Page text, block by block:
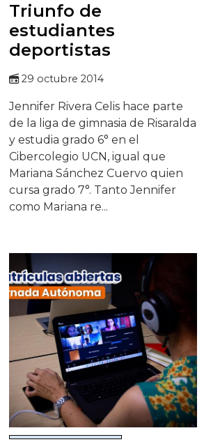
Triunfo de
estudiantes
deportistas
29 octubre 2014
Jennifer Rivera Celis hace parte
de la liga de gimnasia de Risaralda
y estudia grado 6° en el
Cibercolegio UCN, igual que
Mariana Sánchez Cuervo quien
cursa grado 7°. Tanto Jennifer
como Mariana re...